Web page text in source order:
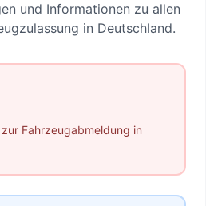
und Informationen zu allen
in Deutschland.
Fahrzeugabmeldung in